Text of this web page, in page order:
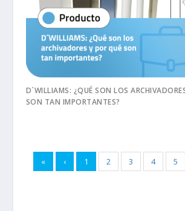
D´WILLIAMS: ¿QUÉ SON LOS
SON TAN IMPORTANTES?
« ‹ 1 2 3 4 5